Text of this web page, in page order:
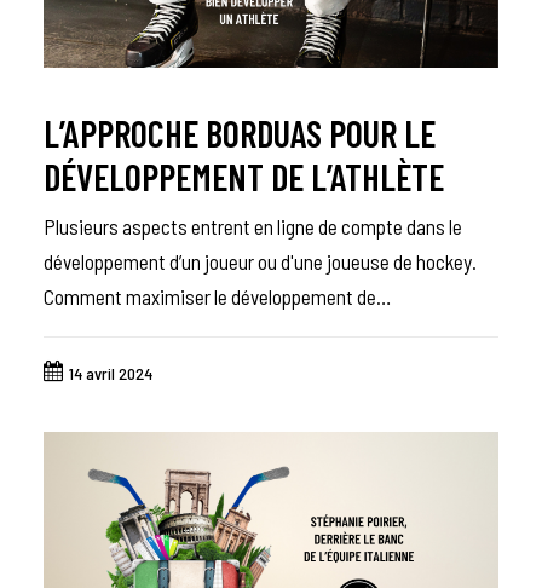
L’APPROCHE BORDUAS POUR LE
DÉVELOPPEMENT DE L’ATHLÈTE
Plusieurs aspects entrent en ligne de compte dans le
développement d’un joueur ou d'une joueuse de hockey.
Comment maximiser le développement de…
14 avril 2024